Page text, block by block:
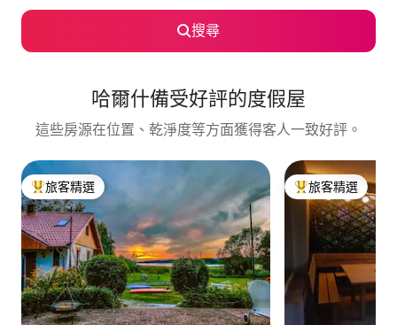
搜尋
哈爾什備受好評的度假屋
這些房源在位置、乾淨度等方面獲得客人一致好評。
旅客精選榜首
旅客精選 旅客精選榜首
旅客精選